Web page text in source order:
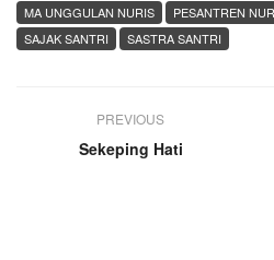
MA UNGGULAN NURIS PESANTREN
SAJAK SANTRI
SASTRA SANTRI
PREVIOUS
Sekeping Hati